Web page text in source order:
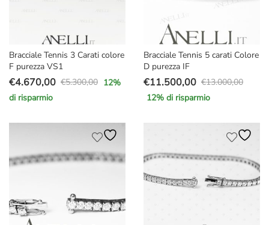
Bracciale Tennis 3 Carati colore
F purezza VS1
€5.300,00
Il
prezzo
€5.300,00.
€4.670,00
Il
prezzo
€4.670,00.
12%
di risparmio
Bracciale Tennis 5 carati Colore
D purezza IF
€13.000,00
Il
prezzo
€13.000,00.
€11.500,00
Il
prezzo
€11.500,00.
12% di risparmio